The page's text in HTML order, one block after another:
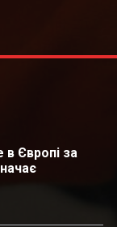
в Європі за